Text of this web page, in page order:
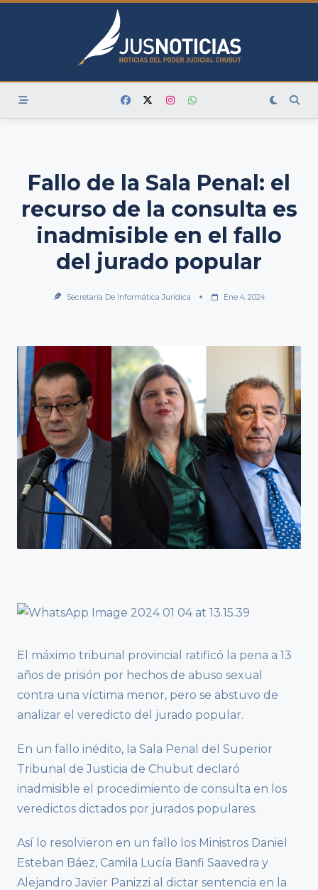
Skip
Fallo de la Sala Penal: el
recurso de la consulta es
inadmisible en el fallo
del jurado popular
Secretaría De Informática Jurídica Ene 4, 2024
El máximo tribunal provincial ratificó la pena a 13
años de prisión por hechos de abuso sexual
contra una víctima menor, pero se abstuvo de
analizar el veredicto del jurado popular.
En un fallo inédito, la Sala Penal del Superior
Tribunal de Justicia de Chubut declaró
inadmisible el procedimiento de consulta en los
veredictos dictados por jurados populares.
Así lo resolvieron en un fallo los Ministros Daniel
Esteban Báez, Camila Lucía Banfi Saavedra y
Alejandro Javier Panizzi al dictar sentencia en la